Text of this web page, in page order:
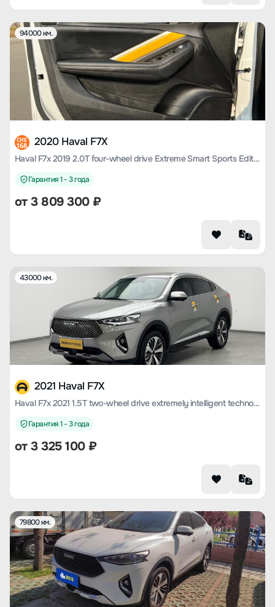
94000 км.
CHE
168 2020 Haval F7X
Haval F7x 2019 2.0T four-wheel drive Extreme Smart Sports Edition
Гарантия 1 - 3 года
от3 809 300₽
43000 км.
2021 Haval F7X
Haval F7x 2021 1.5T two-wheel drive extremely intelligent technology version
Гарантия 1 - 3 года
от3 325 100₽
79800 км.